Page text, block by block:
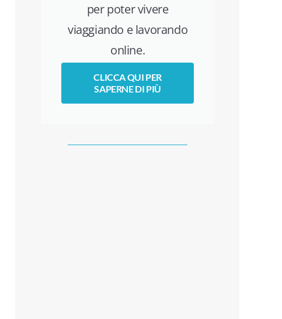
per poter vivere
viaggiando e lavorando
online.
CLICCA QUI PER
SAPERNE DI PIÙ